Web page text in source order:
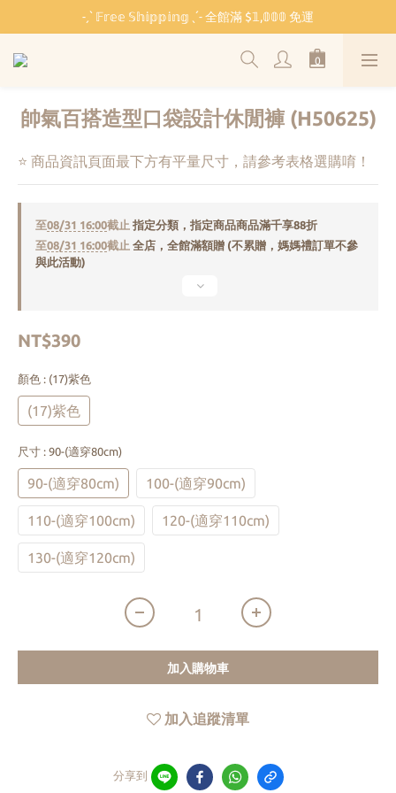
˗ˏˋ 𝔽𝕣𝕖𝕖 𝕊𝕙𝕚𝕡𝕡𝕚𝕟𝕘 ˎˊ˗ 全館滿 $𝟙,𝟘𝟘𝟘 免運
˗ˏˋ 𝔽𝕣𝕖𝕖 𝕊𝕙𝕚𝕡𝕡𝕚𝕟𝕘 ˎˊ˗ 全館滿 $𝟙,𝟘𝟘𝟘 免運
🏫 開學必備 ⸜ 四合一睡袋組 ⸝ 限時 $𝟐𝟔𝟖𝟎
˗ˏˋ 𝔽𝕣𝕖𝕖 𝕊𝕙𝕚𝕡𝕡𝕚𝕟𝕘 ˎˊ˗ 全館滿 $𝟙,𝟘𝟘𝟘 免運
帥氣百搭造型口袋設計休閒褲 (H50625)
⭐ 商品資訊頁面最下方有平量尺寸，請參考表格選購唷！
至08/31 16:00截止 指定分類，指定商品商品滿千享88折
至08/31 16:00截止 全店，全館滿額贈 (不累贈，媽媽禮訂單不參
與此活動)
NT$390
顏色 : (17)紫色
(17)紫色
尺寸 : 90-(適穿80cm)
90-(適穿80cm) 100-(適穿90cm)
110-(適穿100cm) 120-(適穿110cm)
130-(適穿120cm)
加入購物車
加入追蹤清單
分享到